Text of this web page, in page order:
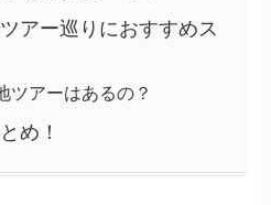
アー巡りにおすすめス
ツアーはあるの？
め！